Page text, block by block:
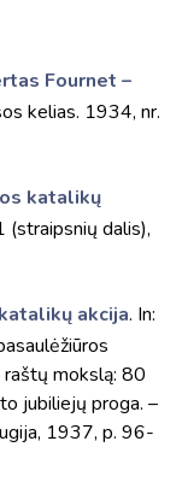
Fournet –
kelias. 1934, nr.
katalikų
(straipsnių dalis),
akcija. In:
raštų mokslą: 80
jubiliejų proga. –
1937, p. 96-